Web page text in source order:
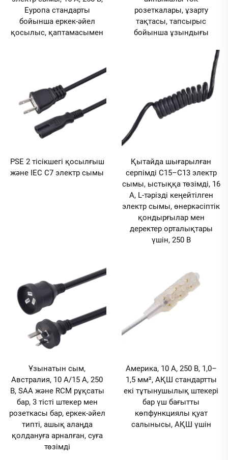
Еуропа стандарты
бойынша еркек-әйел
қосылыс, қаптамасымен
розеткалары, ұзарту
тақтасы, тапсырыс
бойынша ұзындығы
PSE 2 тісікшегі қосылғыш
және IEC C7 электр сымы
Қытайда шығарылған
серпімді C15–C13 электр
сымы, ыстыққа төзімді, 16
А, L-тәрізді кеңейтілген
электр сымы, өнеркәсіптік
қондырғылар мен
деректер орталықтары
үшін, 250 В
Ұзынатын сым,
Австралия, 10 А/15 А, 250
В, SAA және RCM рұқсаты
бар, 3 тісті штекер мен
розеткасы бар, еркек-әйел
типті, ашық алаңда
қолдануға арналған, суға
төзімді
Америка, 10 А, 250 В, 1,0–
1,5 мм², АҚШ стандартты
екі тұтынушылық штекері
бар үш бағытты
көпфункциялы қуат
салынысы, АҚШ үшін